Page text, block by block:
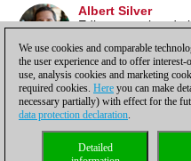
Albert Silver
Editor y escritor de
Política de privacidad
We use cookies and comparable
the user experience and to offer
use, analysis cookies and marketing
required cookies. Here you can make
necessary partially) with effect for the
data protection declaration.
Detailed